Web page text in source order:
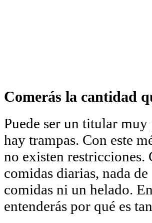
Comerás la cantidad
Puede ser un titular
hay trampas. Con este
no existen restricciones.
comidas diarias, nada
comidas ni un helado.
entenderás por qué es